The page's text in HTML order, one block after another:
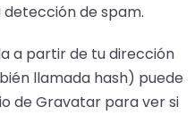
de spam.
a partir de tu dirección
llamada hash) puede
de Gravatar para ver si